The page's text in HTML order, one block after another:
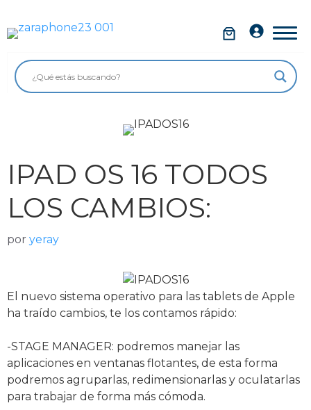
contenido
IPAD OS 16 TODOS
LOS CAMBIOS:
por yeray
El nuevo sistema operativo para las tablets de Apple
ha traído cambios, te los contamos rápido:
-STAGE MANAGER: podremos manejar las
aplicaciones en ventanas flotantes, de esta forma
podremos agruparlas, redimensionarlas y oculatarlas
para trabajar de forma más cómoda.
Móviles
Impolutos
Ordenadores
Audio